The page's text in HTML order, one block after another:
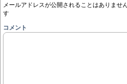
メールアドレスが公開されることはありません
す
コメント